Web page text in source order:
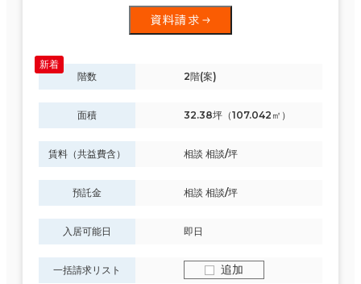
資料請求
階数 2階(案)
面積 32.38坪（107.042㎡）
賃料（共益費含） 相談 相談/坪
預託金 相談 相談/坪
入居可能日 即日
一括請求リスト 追加